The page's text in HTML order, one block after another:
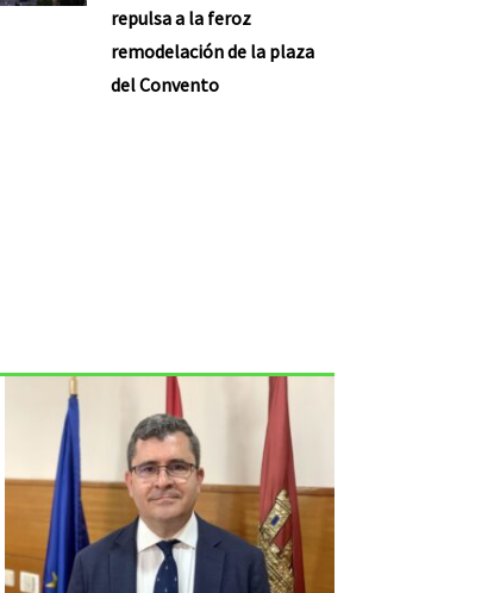
repulsa a la feroz
remodelación de la plaza
del Convento